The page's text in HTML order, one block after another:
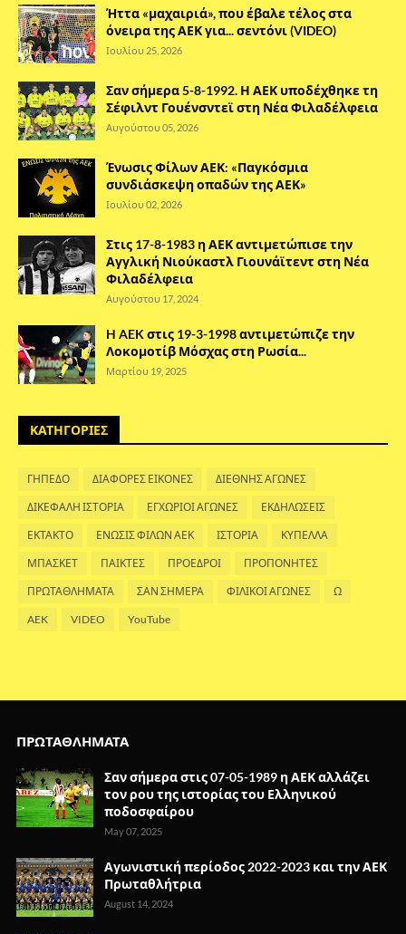
Ήττα «μαχαιριά», που έβαλε τέλος στα
όνειρα της ΑΕΚ για... σεντόνι (VIDEO)
Ιουλίου 25, 2026
Σαν σήμερα 5-8-1992. Η ΑΕΚ υποδέχθηκε τη
Σέφιλντ Γουένσντεϊ στη Νέα Φιλαδέλφεια
Αυγούστου 05, 2026
Ένωσις Φίλων ΑΕΚ: «Παγκόσμια
συνδιάσκεψη οπαδών της ΑΕΚ»
Ιουλίου 02, 2026
Στις 17-8-1983 η ΑΕΚ αντιμετώπισε την
Αγγλική Νιούκαστλ Γιουνάϊτεντ στη Νέα
Φιλαδέλφεια
Αυγούστου 17, 2024
H AEK στις 19-3-1998 αντιμετώπιζε την
Λοκομοτίβ Μόσχας στη Ρωσία...
Μαρτίου 19, 2025
ΚΑΤΗΓΟΡΙΕΣ
ΓΗΠΕΔΟ ΔΙΑΦΟΡΕΣ ΕΙΚΟΝΕΣ ΔΙΕΘΝΗΣ ΑΓΩΝΕΣ
ΔΙΚΕΦΑΛΗ ΙΣΤΟΡΙΑ ΕΓΧΩΡΙΟΙ ΑΓΩΝΕΣ ΕΚΔΗΛΩΣΕΙΣ
ΕΚΤΑΚΤΟ ΕΝΩΣΙΣ ΦΙΛΩΝ ΑΕΚ ΙΣΤΟΡΙΑ ΚΥΠΕΛΛΑ
ΜΠΑΣΚΕΤ ΠΑΙΚΤΕΣ ΠΡΟΕΔΡΟΙ ΠΡΟΠΟΝΗΤΕΣ
ΠΡΩΤΑΘΛΗΜΑΤΑ ΣΑΝ ΣΗΜΕΡΑ ΦΙΛΙΚΟΙ ΑΓΩΝΕΣ Ω
AEK VIDEO YouTube
ΠΡΩΤΑΘΛΗΜΑΤΑ
Σαν σήμερα στις 07-05-1989 η ΑΕΚ αλλάζει
τον ρου της ιστορίας του Ελληνικού
ποδοσφαίρου
May 07, 2025
Αγωνιστική περίοδος 2022-2023 και την ΑΕΚ
Πρωταθλήτρια
August 14, 2024